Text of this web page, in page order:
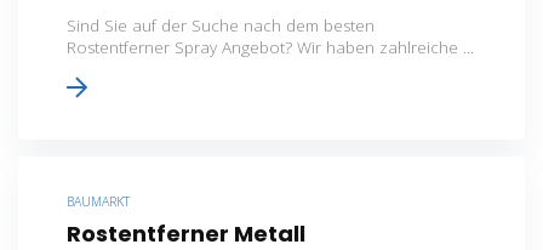
Sind Sie auf der Suche nach dem besten
Rostentferner Spray Angebot? Wir haben zahlreiche ...
BAUMARKT
Rostentferner Metall